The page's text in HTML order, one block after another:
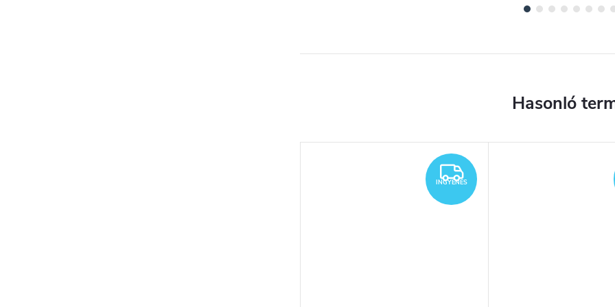
INGYENES
INGYENES